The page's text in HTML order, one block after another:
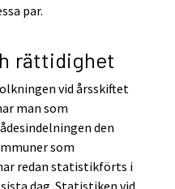
par.
rättidighet
vid årsskiftet
man som
den
som
redan statistikförts i